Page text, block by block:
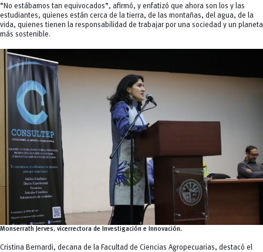
“No estábamos tan equivocados”, afirmó, y enfatizó que ahora son los y las
estudiantes, quienes están cerca de la tierra, de las montañas, del agua, de la
vida, quienes tienen la responsabilidad de trabajar por una sociedad y un planeta
más sostenible.
Monserrath Jerves, vicerrectora de Investigación e Innovación.
Cristina Bernardi, decana de la Facultad de Ciencias Agropecuarias, destacó el